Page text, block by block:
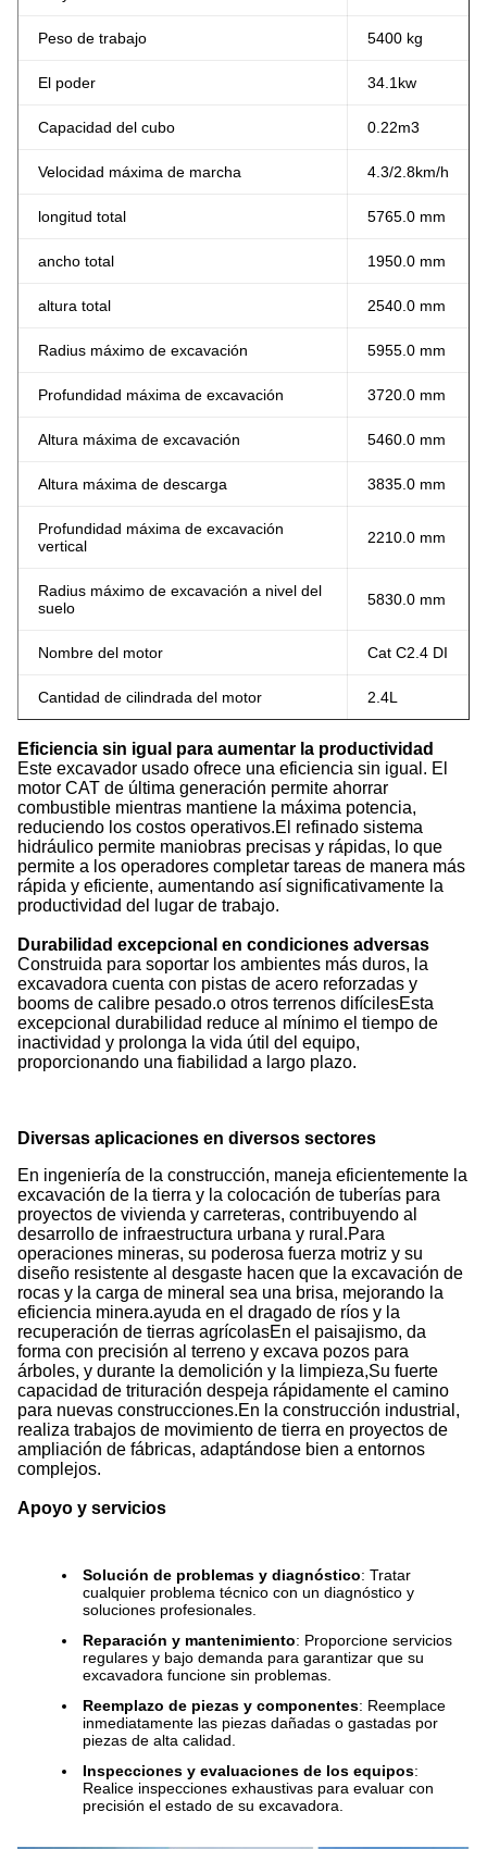
Peso de trabajo 5400 kg
El poder 34.1kw
Capacidad del cubo 0.22m3
Velocidad máxima de marcha 4.3/2.8km/h
longitud total 5765.0 mm
ancho total 1950.0 mm
altura total 2540.0 mm
Radius máximo de excavación 5955.0 mm
Profundidad máxima de excavación 3720.0 mm
Altura máxima de excavación 5460.0 mm
Altura máxima de descarga 3835.0 mm
Profundidad máxima de excavación
vertical
2210.0 mm
Radius máximo de excavación a nivel del
suelo
5830.0 mm
Nombre del motor Cat C2.4 DI
Cantidad de cilindrada del motor 2.4L
Eficiencia sin igual para aumentar la productividad
Este excavador usado ofrece una eficiencia sin igual. El
motor CAT de última generación permite ahorrar
combustible mientras mantiene la máxima potencia,
reduciendo los costos operativos.El refinado sistema
hidráulico permite maniobras precisas y rápidas, lo que
permite a los operadores completar tareas de manera más
rápida y eficiente, aumentando así significativamente la
productividad del lugar de trabajo.
Durabilidad excepcional en condiciones adversas
Construida para soportar los ambientes más duros, la
excavadora cuenta con pistas de acero reforzadas y
booms de calibre pesado.o otros terrenos difícilesEsta
excepcional durabilidad reduce al mínimo el tiempo de
inactividad y prolonga la vida útil del equipo,
proporcionando una fiabilidad a largo plazo.
Diversas aplicaciones en diversos sectores
En ingeniería de la construcción, maneja eficientemente la
excavación de la tierra y la colocación de tuberías para
proyectos de vivienda y carreteras, contribuyendo al
desarrollo de infraestructura urbana y rural.Para
operaciones mineras, su poderosa fuerza motriz y su
diseño resistente al desgaste hacen que la excavación de
rocas y la carga de mineral sea una brisa, mejorando la
eficiencia minera.ayuda en el dragado de ríos y la
recuperación de tierras agrícolasEn el paisajismo, da
forma con precisión al terreno y excava pozos para
árboles, y durante la demolición y la limpieza,Su fuerte
capacidad de trituración despeja rápidamente el camino
para nuevas construcciones.En la construcción industrial,
realiza trabajos de movimiento de tierra en proyectos de
ampliación de fábricas, adaptándose bien a entornos
complejos.
Apoyo y servicios
Solución de problemas y diagnóstico: Tratar
cualquier problema técnico con un diagnóstico y
soluciones profesionales.
Reparación y mantenimiento: Proporcione servicios
regulares y bajo demanda para garantizar que su
excavadora funcione sin problemas.
Reemplazo de piezas y componentes: Reemplace
inmediatamente las piezas dañadas o gastadas por
piezas de alta calidad.
Inspecciones y evaluaciones de los equipos:
Realice inspecciones exhaustivas para evaluar con
precisión el estado de su excavadora.